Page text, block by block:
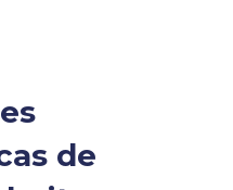
de